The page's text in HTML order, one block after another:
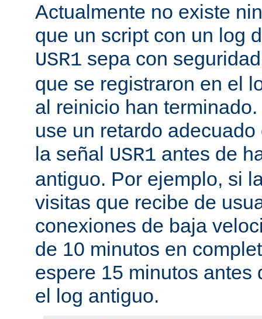
Actualmente no existe
que un script con un log
USR1 sepa con
que se registraron en el
al reinicio han
use un retardo
la señal USR1 antes de
antiguo. Por ejemplo, si
visitas que recibe de
conexiones de baja
de 10 minutos en
espere 15 minutos antes
el log antiguo.